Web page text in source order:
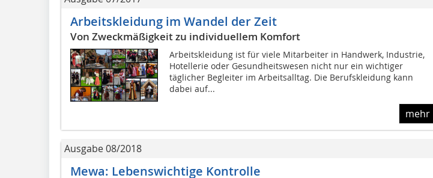
Arbeitskleidung im Wandel der Zeit
Von Zweckmäßigkeit zu individuellem Komfort
Arbeitskleidung ist für viele Mitarbeiter in Handwerk, Industrie,
Hotellerie oder Gesundheitswesen nicht nur ein wichtiger
täglicher Begleiter im Arbeitsalltag. Die Berufskleidung kann
dabei auf...
mehr
Ausgabe 08/2018
Mewa: Lebenswichtige Kontrolle